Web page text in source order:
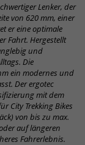
Lenker, der
von 620 mm, einer
er eine optimale
Fahrt. Hergestellt
und
Die
ein modernes und
Der ergotec
mit dem
City Trekking Bikes
von bis zu max.
auf längeren
Fahrerlebnis.